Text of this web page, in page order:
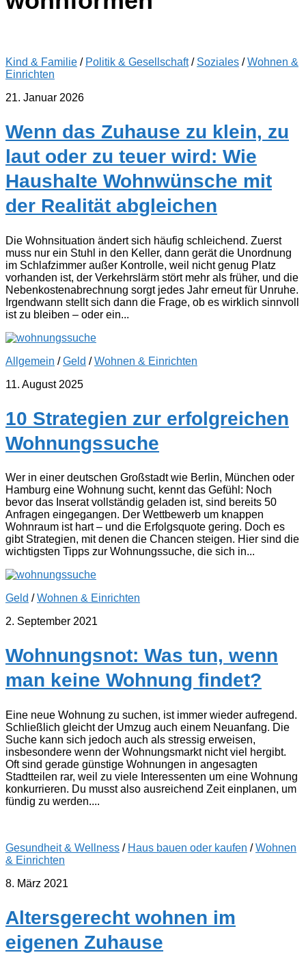
Kind & Familie / Politik & Gesellschaft/ Soziales /Wohnen &
Einrichten
21. Januar 2026
Wenn das Zuhause zu klein, zu
laut oder zu teuer wird: Wie
Haushalte Wohnwünsche mit
der Realität abgleichen
Die Wohnsituation ändert sich häufig schleichend. Zuerst
muss nur ein Stuhl in den Keller, dann gerät die Unordnung
im Schlafzimmer außer Kontrolle, weil nicht genug Platz
vorhanden ist, der Verkehrslärm stört mehr als früher, und die
Nebenkostenabrechnung sorgt jedes Jahr erneut für Unruhe.
Irgendwann stellt sich dann die Frage, ob es wirklich sinnvoll
ist zu bleiben – oder ein...
Allgemein /Geld /Wohnen & Einrichten
11. August 2025
10 Strategien zur erfolgreichen
Wohnungssuche
Wer in einer deutschen Großstadt wie Berlin, München oder
Hamburg eine Wohnung sucht, kennt das Gefühl: Noch
bevor das Inserat vollständig geladen ist, sind bereits 50
Anfragen eingegangen. Der Wettbewerb um knappen
Wohnraum ist hart – und die Erfolgsquote gering. Doch es
gibt Strategien, mit denen die Chancen steigen. Hier sind die
wichtigsten Tipps zur Wohnungssuche, die sich in...
Geld /Wohnen & Einrichten
2. September 2021
Wohnungsnot: Was tun, wenn
man keine Wohnung findet?
Eine neue Wohnung zu suchen, ist immer wieder aufregend.
Schließlich gleicht der Umzug auch einem Neuanfang. Die
Suche kann sich jedoch auch als stressig erweisen,
insbesondere wenn der Wohnungsmarkt nicht viel hergibt.
Oft sind gerade günstige Wohnungen in angesagten
Stadtteilen rar, weil zu viele Interessenten um eine Wohnung
konkurrieren. Du musst also ausreichend Zeit einplanen, um
fündig zu werden....
Gesundheit & Wellness / Haus bauen oder kaufen /Wohnen
& Einrichten
8. März 2021
Altersgerecht wohnen im
eigenen Zuhause